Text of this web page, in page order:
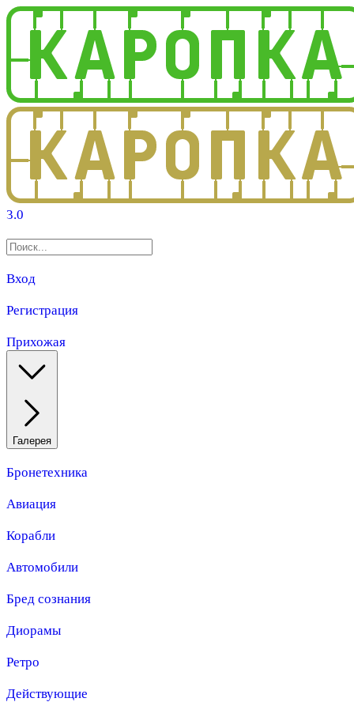
3.0
Вход
Регистрация
Прихожая
Галерея
Бронетехника
Авиация
Корабли
Автомобили
Бред сознания
Диорамы
Ретро
Действующие